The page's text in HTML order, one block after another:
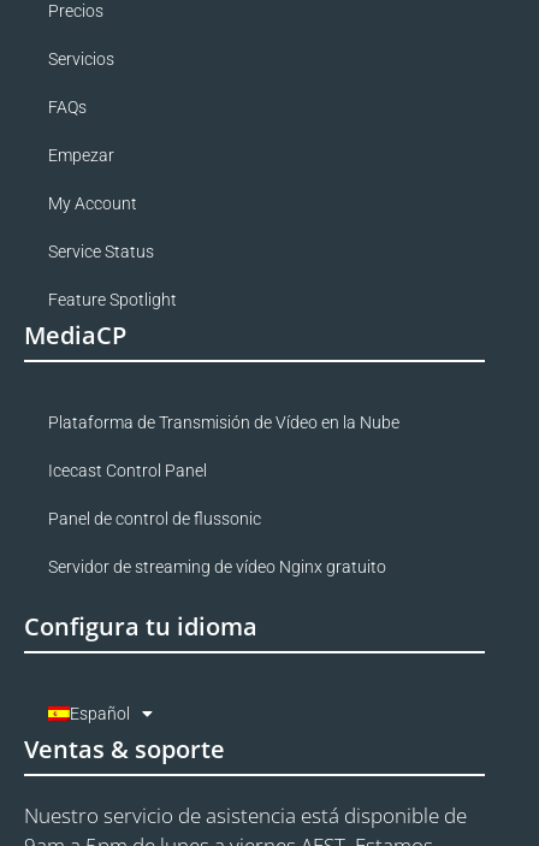
Precios
Servicios
FAQs
Empezar
My Account
Service Status
Feature Spotlight
MediaCP
Plataforma de Transmisión de Vídeo en la Nube
Icecast Control Panel
Panel de control de flussonic
Servidor de streaming de vídeo Nginx gratuito
Configura tu idioma
Español
Ventas & soporte
Nuestro servicio de asistencia está disponible de